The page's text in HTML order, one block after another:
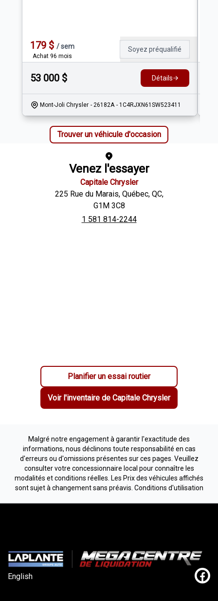
179 $ / sem
Achat 96 mois
Soyez préqualifié
53 000 $ Détails
Mont-Joli Chrysler - 26182A - 1C4RJXN61SW523411
Trouver un véhicule d'occasion
Venez l'essayer
Capitale Chrysler
225 Rue du Marais, Québec, QC,
G1M 3C8
1 581 814-2244
Planifier un essai routier
Voir l'inventaire de Capitale Chrysler
Malgré notre engagement à garantir l'exactitude des
informations, nous déclinons toute responsabilité en cas
d'erreurs ou d'omissions présentes sur ces pages. Veuillez
consulter votre concessionnaire local pour connaître les
modalités et conditions réelles. Les Prix des véhicules affichés
sont sujet à changement sans préavis. Conditions d'utilisation
English